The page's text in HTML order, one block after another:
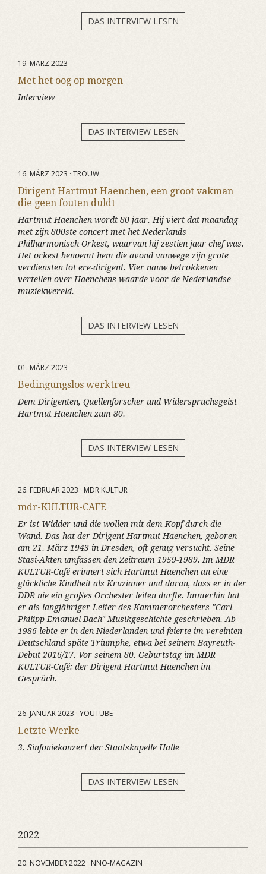
DAS INTERVIEW LESEN
19. MÄRZ 2023
Met het oog op morgen
Interview
DAS INTERVIEW LESEN
16. MÄRZ 2023 · TROUW
Dirigent Hartmut Haenchen, een groot vakman
die geen fouten duldt
Hartmut Haenchen wordt 80 jaar. Hij viert dat maandag
met zijn 800ste concert met het Nederlands
Philharmonisch Orkest, waarvan hij zestien jaar chef was.
Het orkest benoemt hem die avond vanwege zijn grote
verdiensten tot ere-dirigent. Vier nauw betrokkenen
vertellen over Haenchens waarde voor de Nederlandse
muziekwereld.
DAS INTERVIEW LESEN
01. MÄRZ 2023
Bedingungslos werktreu
Dem Dirigenten, Quellenforscher und Widerspruchsgeist
Hartmut Haenchen zum 80.
DAS INTERVIEW LESEN
26. FEBRUAR 2023 · MDR KULTUR
mdr-KULTUR-CAFE
Er ist Widder und die wollen mit dem Kopf durch die
Wand. Das hat der Dirigent Hartmut Haenchen, geboren
am 21. März 1943 in Dresden, oft genug versucht. Seine
Stasi-Akten umfassen den Zeitraum 1959-1989. Im MDR
KULTUR-Café erinnert sich Hartmut Haenchen an eine
glückliche Kindheit als Kruzianer und daran, dass er in der
DDR nie ein großes Orchester leiten durfte. Immerhin hat
er als langjähriger Leiter des Kammerorchesters "Carl-
Philipp-Emanuel Bach" Musikgeschichte geschrieben. Ab
1986 lebte er in den Niederlanden und feierte im vereinten
Deutschland späte Triumphe, etwa bei seinem Bayreuth-
Debut 2016/17. Vor seinem 80. Geburtstag im MDR
KULTUR-Café: der Dirigent Hartmut Haenchen im
Gespräch.
26. JANUAR 2023 · YOUTUBE
Letzte Werke
3. Sinfoniekonzert der Staatskapelle Halle
DAS INTERVIEW LESEN
2022
20. NOVEMBER 2022 · NNO-MAGAZIN